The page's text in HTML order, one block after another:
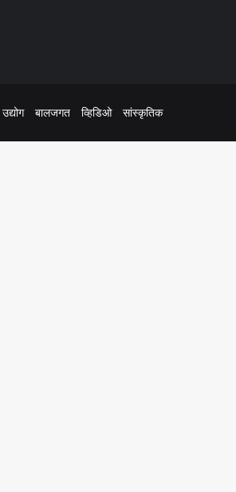
उद्योग बालजगत व्हिडिओ सांस्कृतिक